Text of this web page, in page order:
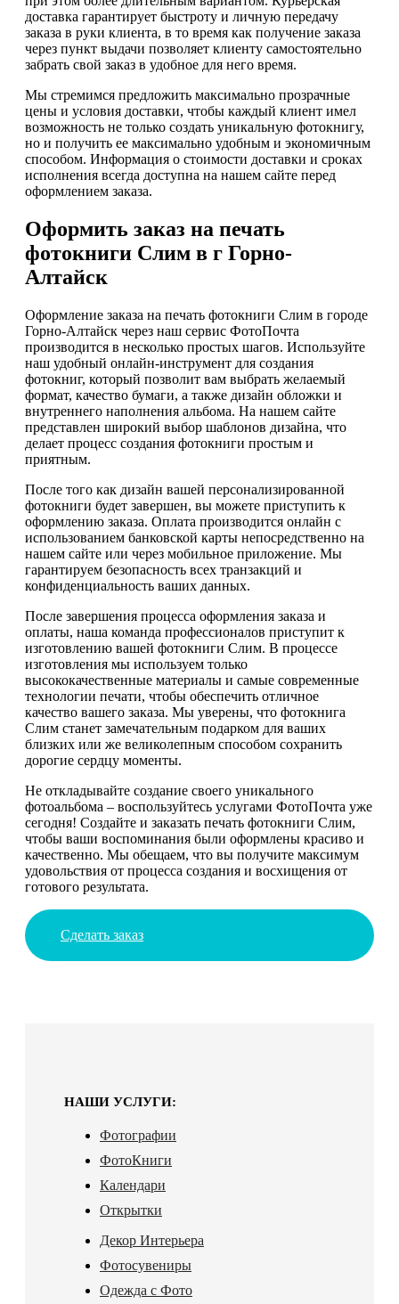
доставка гарантирует быстроту и личную передачу
заказа в руки клиента, в то время как получение заказа
через пункт выдачи позволяет клиенту самостоятельно
забрать свой заказ в удобное для него время.
Мы стремимся предложить максимально прозрачные
цены и условия доставки, чтобы каждый клиент имел
возможность не только создать уникальную фотокнигу,
но и получить ее максимально удобным и экономичным
способом. Информация о стоимости доставки и сроках
исполнения всегда доступна на нашем сайте перед
оформлением заказа.
Оформить заказ на печать
фотокниги Слим в г Горно-
Алтайск
Оформление заказа на печать фотокниги Слим в городе
Горно-Алтайск через наш сервис ФотоПочта
производится в несколько простых шагов. Используйте
наш удобный онлайн-инструмент для создания
фотокниг, который позволит вам выбрать желаемый
формат, качество бумаги, а также дизайн обложки и
внутреннего наполнения альбома. На нашем сайте
представлен широкий выбор шаблонов дизайна, что
делает процесс создания фотокниги простым и
приятным.
После того как дизайн вашей персонализированной
фотокниги будет завершен, вы можете приступить к
оформлению заказа. Оплата производится онлайн с
использованием банковской карты непосредственно на
нашем сайте или через мобильное приложение. Мы
гарантируем безопасность всех транзакций и
конфиденциальность ваших данных.
После завершения процесса оформления заказа и
оплаты, наша команда профессионалов приступит к
изготовлению вашей фотокниги Слим. В процессе
изготовления мы используем только
высококачественные материалы и самые современные
технологии печати, чтобы обеспечить отличное
качество вашего заказа. Мы уверены, что фотокнига
Слим станет замечательным подарком для ваших
близких или же великолепным способом сохранить
дорогие сердцу моменты.
Не откладывайте создание своего уникального
фотоальбома – воспользуйтесь услугами ФотоПочта уже
сегодня! Создайте и заказать печать фотокниги Слим,
чтобы ваши воспоминания были оформлены красиво и
качественно. Мы обещаем, что вы получите максимум
удовольствия от процесса создания и восхищения от
готового результата.
Сделать заказ
НАШИ УСЛУГИ:
Фотографии
ФотоКниги
Календари
Открытки
Декор Интерьера
Фотосувениры
Одежда с Фото